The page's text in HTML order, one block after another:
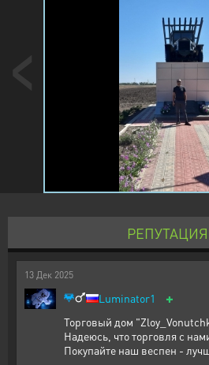
РЕПУТАЦИЯ
13 Дек 2025
Luminator1 +
Торговый дом
Надеюсь, что торговля с
Покупайте наш веспен -